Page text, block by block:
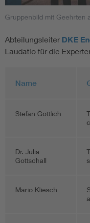
Gruppenbild mit Geehrten
Abteilungsleiter DKE
Laudatio für die
Name
Stefan Göttlich
Dr. Julia
Gottschall
Mario Kliesch